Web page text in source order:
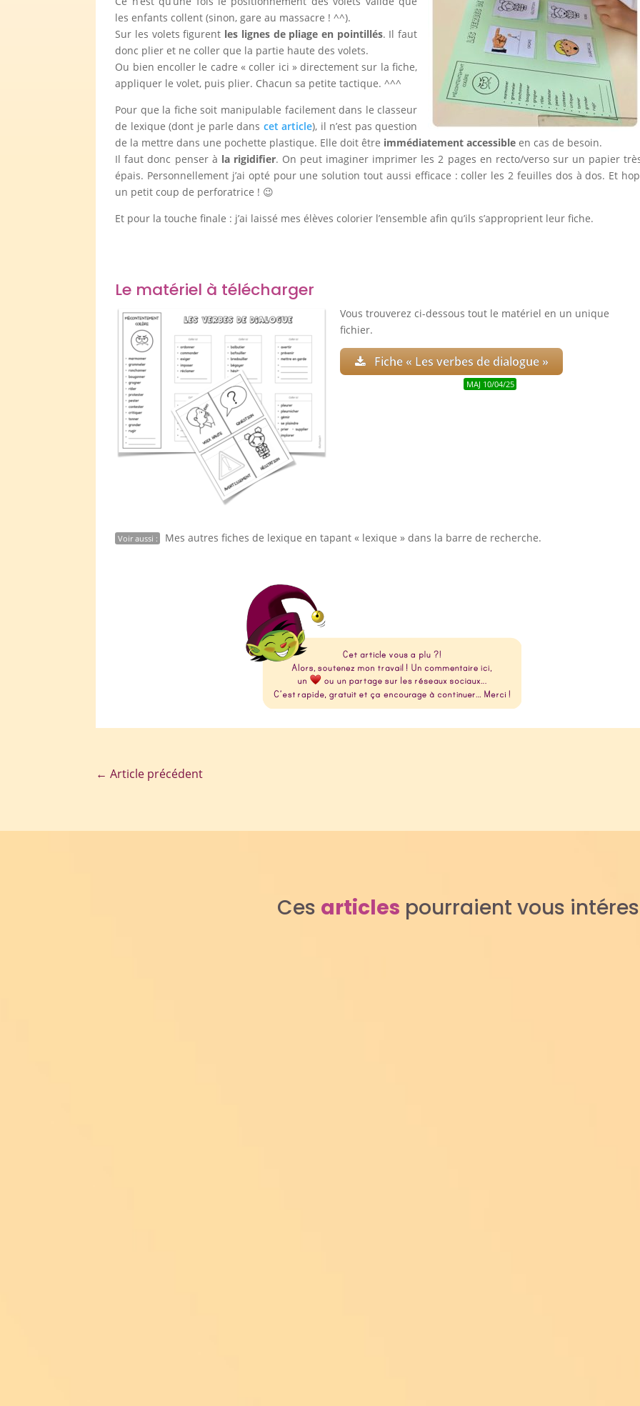
les enfants collent (sinon, gare au massacre ! ^^).
Sur les volets figurent les lignes de pliage en pointillés. Il faut
donc plier et ne coller que la partie haute des volets.
Ou bien encoller le cadre « coller ici » directement sur la fiche,
appliquer le volet, puis plier. Chacun sa petite tactique. ^^^
Pour que la fiche soit manipulable facilement dans le classeur
de lexique (dont je parle dans cet article), il n’est pas question
de la mettre dans une pochette plastique. Elle doit être immédiatement accessible en cas de besoin.
Il faut donc penser à la rigidifier. On peut imaginer imprimer les 2 pages en recto/verso sur un papier
épais. Personnellement j’ai opté pour une solution tout aussi efficace : coller les 2 feuilles dos à dos. Et
un petit coup de perforatrice ! 😉
Et pour la touche finale : j’ai laissé mes élèves colorier l’ensemble afin qu’ils s’approprient leur fiche.
Le matériel à télécharger
Vous trouverez ci-dessous tout le matériel en un unique
fichier.
Fiche « Les verbes de dialogue »
MAJ 10/04/25
Voir aussi : Mes autres fiches de lexique en tapant « lexique » dans la barre de recherche.
←Article précédent
Ces articles pourraient vous